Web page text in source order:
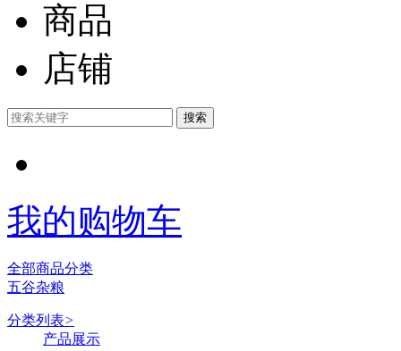
商品
店铺
搜索
我的购物车
全部商品分类
五谷杂粮
分类列表>
产品展示